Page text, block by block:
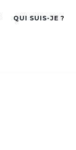
QUI SUIS-JE ?